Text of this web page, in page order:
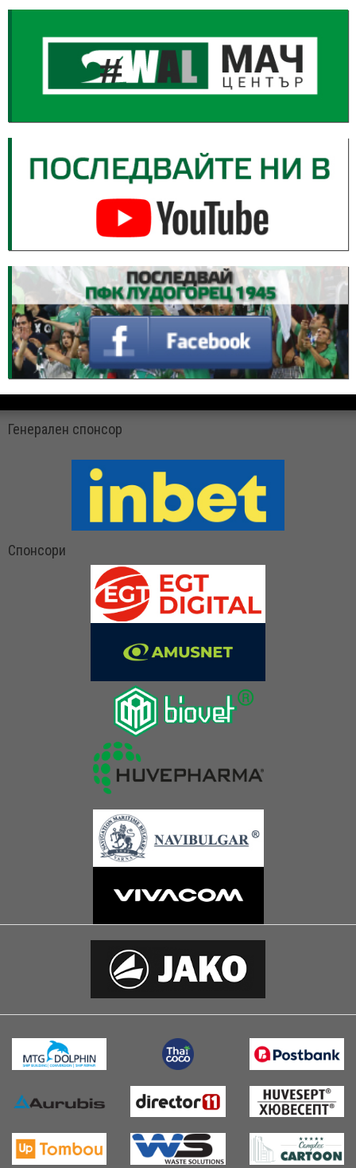
Генерален спонсор
Спонсори